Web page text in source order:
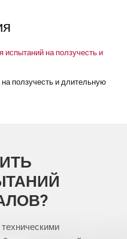
на ползучесть и
ползучесть и длительную